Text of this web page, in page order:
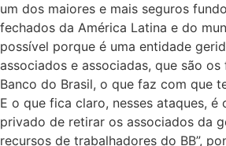
um dos maiores e mais seguros
fechados da América Latina e do
possível porque é uma entidade
associados e associadas, que são
Banco do Brasil, o que faz com que
E o que fica claro, nesses ataques, é
privado de retirar os associados da
recursos de trabalhadores do BB”,